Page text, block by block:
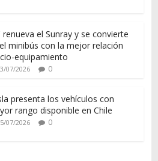
renueva el Sunray y se convierte
minibús con la mejor relación
equipamiento
07/2026 0
presenta los vehículos con
rango disponible en Chile
07/2026 0